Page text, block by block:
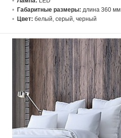
Габаритные размеры: длина 360 мм
Цвет: белый, серый, черный